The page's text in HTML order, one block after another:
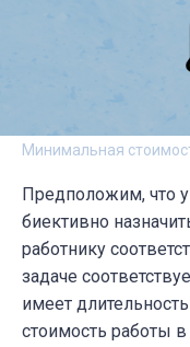
Минимальная
Предположим, что у
биективно
работнику
задаче
имеет
стоимость работы в